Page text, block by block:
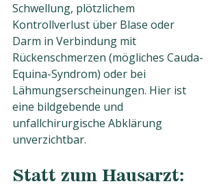
Schwellung, plötzlichem
Kontrollverlust über Blase oder
Darm in Verbindung mit
Rückenschmerzen (mögliches Cauda-
Equina-Syndrom) oder bei
Lähmungserscheinungen. Hier ist
eine bildgebende und
unfallchirurgische Abklärung
unverzichtbar.
Statt zum Hausarzt: